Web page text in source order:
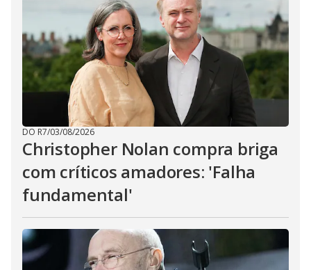
DO R7/03/08/2026
Christopher Nolan compra briga
com críticos amadores: 'Falha
fundamental'